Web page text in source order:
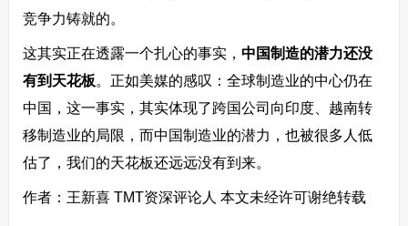
竞争力铸就的。
这其实正在透露一个扎心的事实， 中国制造的潜力还没
有到天花板。正如美媒的感叹：全球制造业的中心仍在
中国，这一事实，其实体现了跨国公司向印度、越南转
移制造业的局限，而中国制造业的潜力，也被很多人低
估了，我们的天花板还远远没有到来。
作者：王新喜 TMT资深评论人 本文未经许可谢绝转载